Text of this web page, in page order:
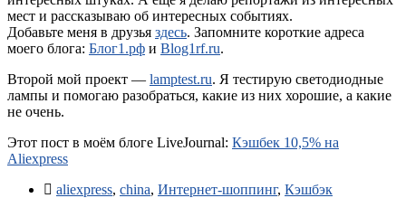
мест и рассказываю об интересных событиях.
Добавьте меня в друзья здесь. Запомните короткие адреса
моего блога: Блог1.рф и Blog1rf.ru.
Второй мой проект — lamptest.ru. Я тестирую светодиодные
лампы и помогаю разобраться, какие из них хорошие, а какие
не очень.
Этот пост в моём блоге LiveJournal: Кэшбек 10,5% на
Aliexpress
aliexpress, china, Интернет-шоппинг, Кэшбэк